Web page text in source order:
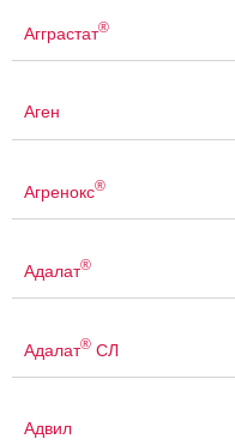
Агграстат®
Аген
Агренокс®
Адалат®
Адалат® СЛ
Адвил